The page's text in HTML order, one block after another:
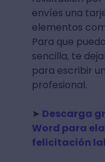
envíes una
elementos
Para que
sencilla, te
para escribir
profesional.
➤ Descarga
Word para
felicitación